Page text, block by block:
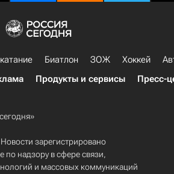
Биатлон ЗОЖ Хоккей
Продукты и сервисы Пресс-
зарегистрировано
по надзору в сфере связи,
и массовых коммуникаций